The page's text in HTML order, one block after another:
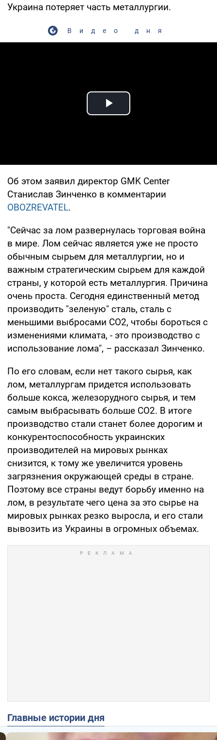
Украина потеряет часть металлургии.
Видео дня
Play Video
Об этом заявил директор GMK Center
Станислав Зинченко в комментарии
OBOZREVATEL.
"Сейчас за лом развернулась торговая война
в мире. Лом сейчас является уже не просто
обычным сырьем для металлургии, но и
важным стратегическим сырьем для каждой
страны, у которой есть металлургия. Причина
очень проста. Сегодня единственный метод
производить "зеленую" сталь, сталь с
меньшими выбросами СО2, чтобы бороться с
изменениями климата, - это производство с
использование лома", – рассказал Зинченко.
По его словам, если нет такого сырья, как
лом, металлургам придется использовать
больше кокса, железорудного сырья, и тем
самым выбрасывать больше СО2. В итоге
производство стали станет более дорогим и
конкурентоспособность украинских
производителей на мировых рынках
снизится, к тому же увеличится уровень
загрязнения окружающей среды в стране.
Поэтому все страны ведут борьбу именно на
лом, в результате чего цена за это сырье на
мировых рынках резко выросла, и его стали
вывозить из Украины в огромных объемах.
Главные истории дня